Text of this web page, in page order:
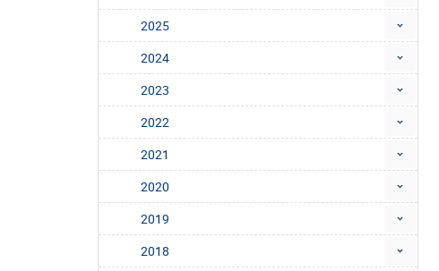
2025
2024
2023
2022
2021
2020
2019
2018